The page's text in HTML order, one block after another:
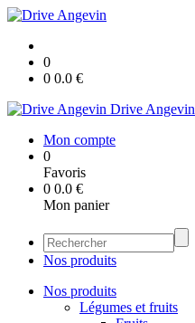
0
0 0.0 €
Drive Angevin
Mon compte
0
Favoris
0 0.0 €
Mon panier
Nos produits
Nos produits
Légumes et fruits